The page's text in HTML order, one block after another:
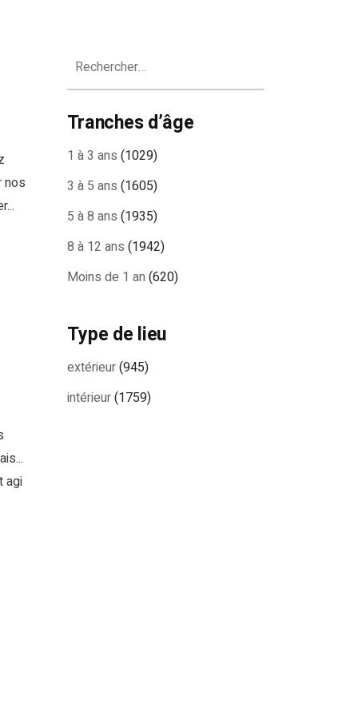
nos
agi
Tranches d’âge
1 à 3 ans (1029)
3 à 5 ans (1605)
5 à 8 ans (1935)
8 à 12 ans (1942)
Moins de 1 an (620)
Type de lieu
extérieur(945)
intérieur(1759)